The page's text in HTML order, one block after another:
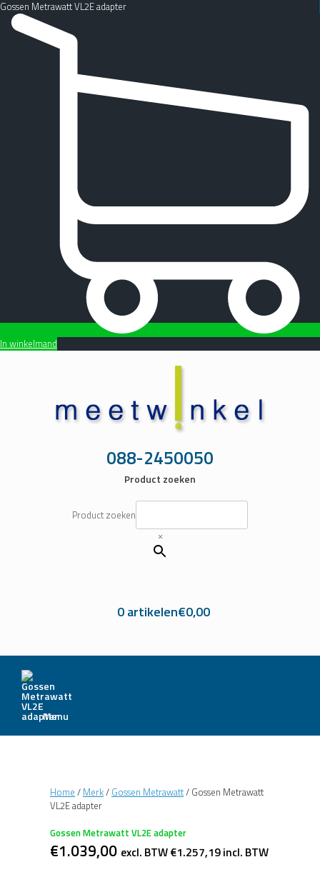
Gossen Metrawatt VL2E adapter
In winkelmand
088-2450050
Product zoeken
Product zoeken
×
0 artikelen€0,00
Menu
Home / Merk/ Gossen Metrawatt/ Gossen Metrawatt
VL2E adapter
Gossen Metrawatt VL2E adapter
€1.039,00 excl. BTW€1.257,19incl. BTW